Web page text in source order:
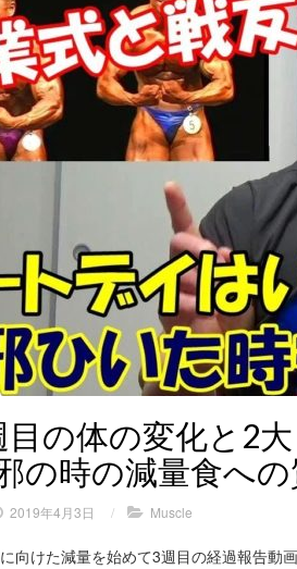
目の体の変化と2
の時の減量食へ
2019年4月3日 / Muscle
向けた減量を始めて3週目の経過報告動